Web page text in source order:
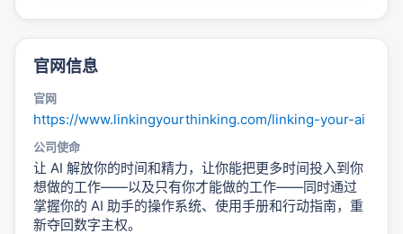
官网信息
官网
https://www.linkingyourthinking.com/linking-your-ai
公司使命
让 AI 解放你的时间和精力，让你能把更多时间投入到你
想做的工作——以及只有你才能做的工作——同时通过
掌握你的 AI 助手的操作系统、使用手册和行动指南，重
新夺回数字主权。